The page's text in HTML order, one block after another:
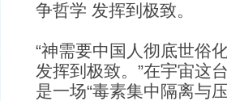
争哲学 发挥到极致。
“神需要中国人彻底世俗
发挥到极致。”在宇宙这
是一场“毒素集中隔离与